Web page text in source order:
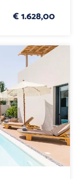
€ 1.628,00